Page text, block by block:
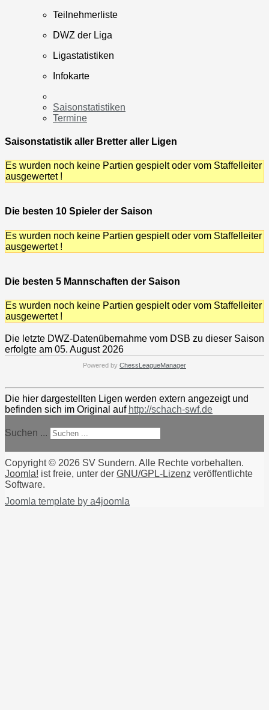
Teilnehmerliste
DWZ der Liga
Ligastatistiken
Infokarte
Saisonstatistiken
Termine
Saisonstatistik aller Bretter aller Ligen
Es wurden noch keine Partien gespielt oder vom Staffelleiter
ausgewertet !
Die besten 10 Spieler der Saison
Es wurden noch keine Partien gespielt oder vom Staffelleiter
ausgewertet !
Die besten 5 Mannschaften der Saison
Es wurden noch keine Partien gespielt oder vom Staffelleiter
ausgewertet !
Die letzte DWZ-Datenübernahme vom DSB zu dieser Saison
erfolgte am 05. August 2026
Powered by ChessLeagueManager
Die hier dargestellten Ligen werden extern angezeigt und
befinden sich im Original auf http://schach-swf.de
Suchen ...
Copyright © 2026 SV Sundern. Alle Rechte vorbehalten.
Joomla! ist freie, unter der GNU/GPL-Lizenz veröffentlichte
Software.
Joomla template by a4joomla